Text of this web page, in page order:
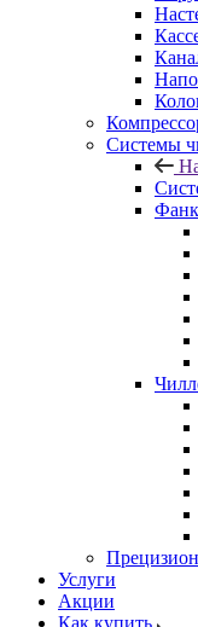
Системы
Услуги
Акции
Как купить